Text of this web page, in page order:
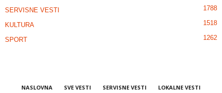
SERVISNE VESTI 1788
KULTURA 1518
SPORT 1262
NASLOVNA SVE VESTI SERVISNE VESTI LOKALNE VESTI